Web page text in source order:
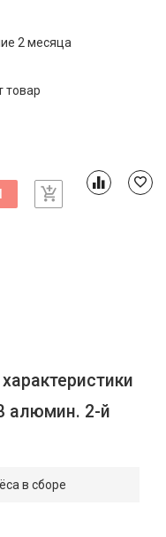
2 месяца
товар
алюмин. 2-й
в сборе